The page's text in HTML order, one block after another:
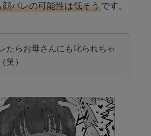
バレの可能性は低そうです。
たらお母さんにも叱られちゃ
笑）